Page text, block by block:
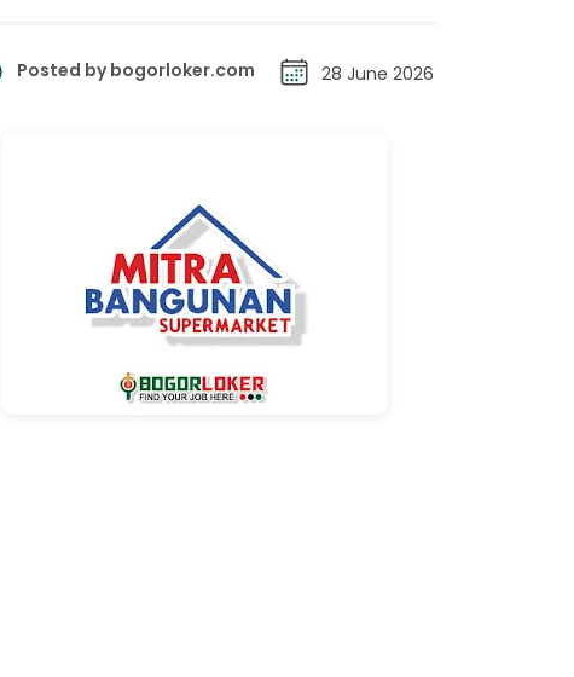
Posted bybogorloker.com 28 June 2026